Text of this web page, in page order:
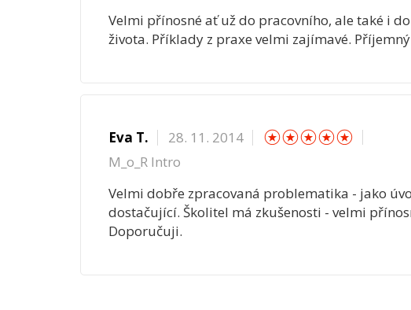
Velmi přínosné ať už do pracovního, ale také i
života. Příklady z praxe velmi zajímavé.
Eva T. 28. 11. 2014 ☆☆☆☆ ☆
M_o_R Intro
Velmi dobře zpracovaná problematika - jako
dostačující. Školitel má zkušenosti - velmi
Doporučuji.